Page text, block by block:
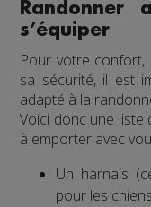
Randonner
s’équiper
Pour votre confort,
sa sécurité, il est
adapté à la
Voici donc une liste
à emporter avec
Un harnais
pour les